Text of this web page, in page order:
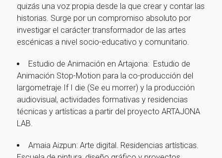
nuestra newsletter!
quizás una voz propia desde la que crear y contar las
historias. Surge por un compromiso absoluto por
investigar el carácter transformador de las artes
escénicas a nivel socio-educativo y comunitario.
Estudio de Animación en Artajona: Estudio de
Animación Stop-Motion para la co-producción del
largometraje If I die (Se eu morrer) y la producción
audiovisual, actividades formativas y residencias
técnicas y artísticas a partir del proyecto ARTAJONA
LAB.
Amaia Aizpun: Arte digital. Residencias artísticas.